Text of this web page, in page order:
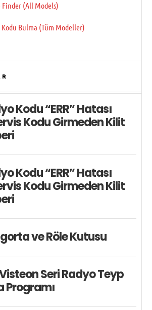
Finder (All Models)
Kodu Bulma (Tüm Modeller)
Kodu “ERR” Hatası
Kodu Girmeden Kilit
Kodu “ERR” Hatası
Kodu Girmeden Kilit
ve Röle Kutusu
Seri Radyo Teyp
Programı